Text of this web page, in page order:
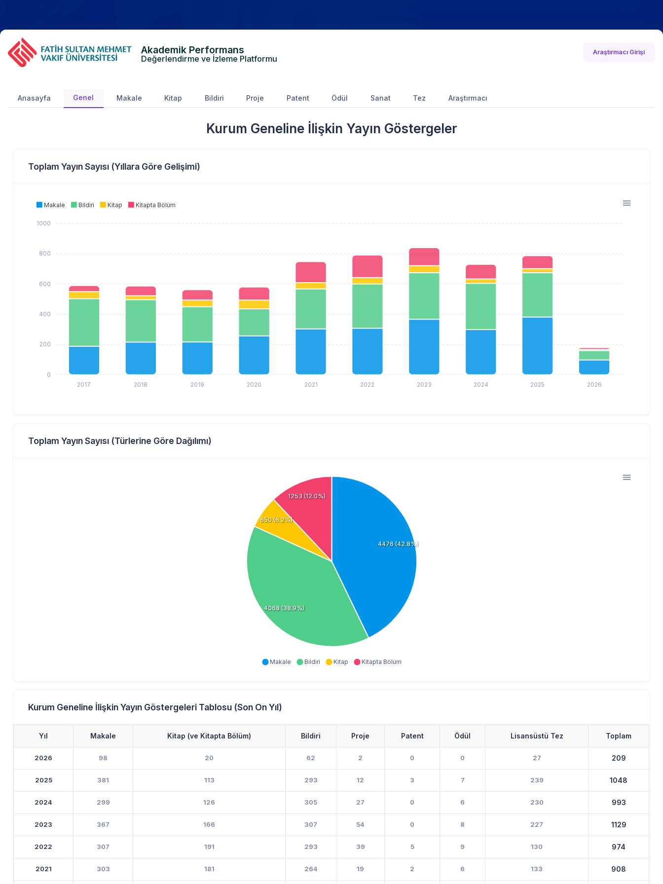
Akademik Performans
Değerlendirme ve İzleme Platformu
Araştırmacı Girişi
Anasayfa Genel Makale Kitap Bildiri Proje Patent Ödül Sanat Tez Araştırmacı
Kurum Geneline İlişkin Yayın Göstergeler
Toplam Yayın Sayısı (Yıllara Göre Gelişimi)
1000
800
600
400
200
0
2017
2018 2019 2020 2021 2022 2023 2024 2025 2026
Makale Bildiri Kitap Kitapta Bölüm
Toplam Yayın Sayısı (Türlerine Göre Dağılımı)
4476 (42.8%)
4068 (38.9%)
650 (6.2%)
1253 (12.0%)
Makale Bildiri Kitap Kitapta Bölüm
Kurum Geneline İlişkin Yayın Göstergeleri Tablosu (Son On Yıl)
Yıl Makale Kitap (ve Kitapta Bölüm) Bildiri Proje Patent Ödül Lisansüstü Tez Toplam
2026 98 20 62 2 0 0 27 209
2025 381 113 293 12 3 7 239 1048
2024 299 126 305 27 0 6 230 993
2023 367 166 307 54 0 8 227 1129
2022 307 191 293 39 5 9 130 974
2021 303 181 264 19 2 6 133 908